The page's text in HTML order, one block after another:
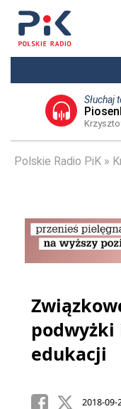
Słuchaj
Polskie Radio PiK
edukacji
2018-09-